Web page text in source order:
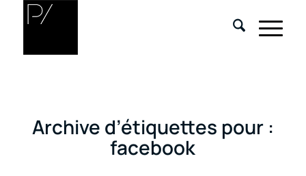
Archive d’étiquettes pour :
facebook